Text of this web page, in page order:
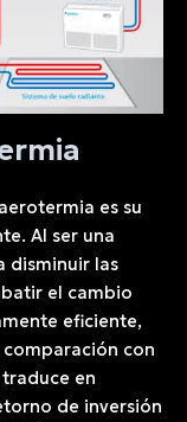
es su
Al ser una
disminuir las
el cambio
eficiente,
con
en
de inversión